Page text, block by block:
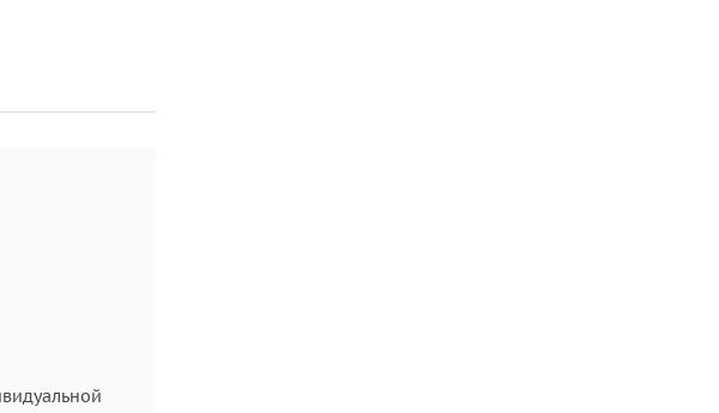
на борту
и